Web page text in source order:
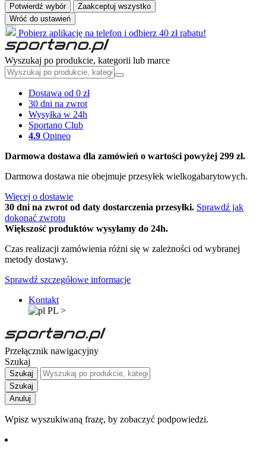
Potwierdź wybór
Zaakceptuj wszystko
Wróć do ustawień
Pobierz aplikację na telefon i odbierz 40 zł rabatu!
Wyszukaj po produkcie, kategorii lub marce
Dostawa od 0 zł
30 dni na zwrot
Wysyłka w 24h
Sportano Club
4.9 Opineo
Darmowa dostawa dla zamówień o wartości powyżej 299 zł.
Darmowa dostawa nie obejmuje przesyłek wielkogabarytowych.
Więcej o dostawie
30 dni na zwrot od daty dostarczenia przesyłki. Sprawdź jak
dokonać zwrotu
Większość produktów wysyłamy do 24h.
Czas realizacji zamówienia różni się w zależności od wybranej
metody dostawy.
Sprawdź szczegółowe informacje
Kontakt
PL >
Przełącznik nawigacyjny
Szukaj
Szukaj
Szukaj
Anuluj
Wpisz wyszukiwaną frazę, by zobaczyć podpowiedzi.